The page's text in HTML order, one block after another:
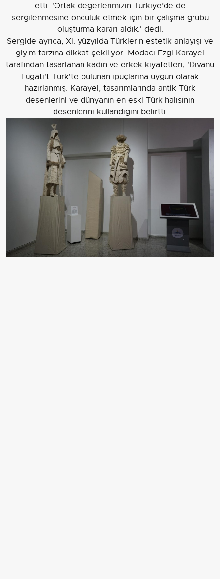
etti. 'Ortak değerlerimizin Türkiye’de de
sergilenmesine öncülük etmek için bir çalışma grubu
oluşturma kararı aldık.' dedi.
Sergide ayrıca, Xi. yüzyılda Türklerin estetik anlayışı ve
giyim tarzına dikkat çekiliyor. Modacı Ezgi Karayel
tarafından tasarlanan kadın ve erkek kıyafetleri, 'Divanu
Lugati't-Türk'te bulunan ipuçlarına uygun olarak
hazırlanmış. Karayel, tasarımlarında antik Türk
desenlerini ve dünyanın en eski Türk halısının
desenlerini kullandığını belirtti.